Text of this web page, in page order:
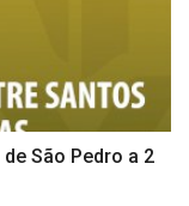
São Pedro a 2